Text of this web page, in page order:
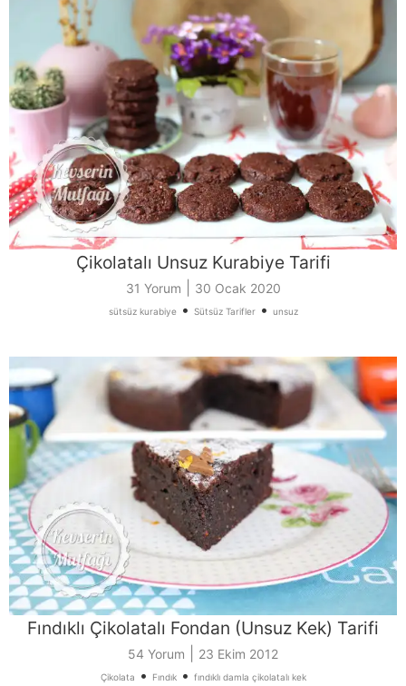
Çikolatalı Unsuz Kurabiye Tarifi
31 Yorum 30 Ocak 2020
sütsüz kurabiye• Sütsüz Tarifler• unsuz
Fındıklı Çikolatalı Fondan (Unsuz Kek) Tarifi
54 Yorum 23 Ekim 2012
Çikolata • Fındık• fındıklı damla çikolatalı kek